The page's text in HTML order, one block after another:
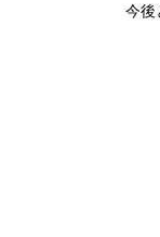
今後